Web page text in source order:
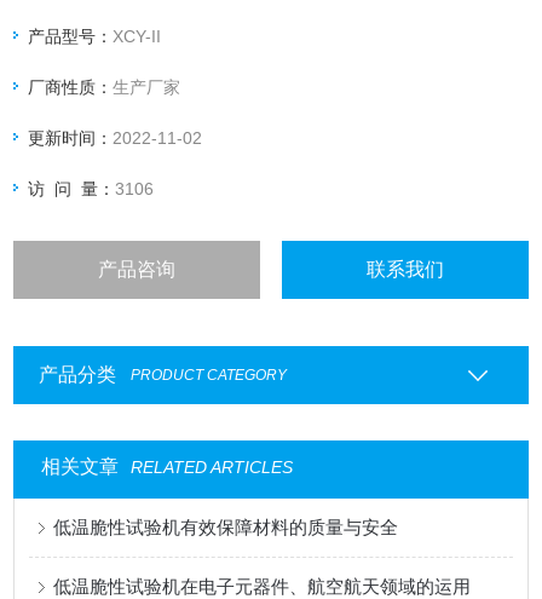
料及其制品的质量检验，生产过程的控制等方面均是*的。
产品型号： XCY-II
厂商性质：生产厂家
更新时间： 2022-11-02
访 问 量：3106
产品咨询 联系我们
产品分类 PRODUCT CATEGORY
相关文章 RELATED ARTICLES
低温脆性试验机有效保障材料的质量与安全
低温脆性试验机在电子元器件、航空航天领域的运用